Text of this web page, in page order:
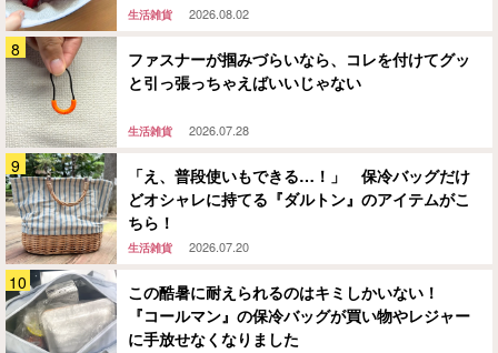
生活雑貨 2026.08.02
ファスナーが掴みづらいなら、コレを付けてグッ
と引っ張っちゃえばいいじゃない
生活雑貨 2026.07.28
「え、普段使いもできる…！」 保冷バッグだけ
どオシャレに持てる『ダルトン』のアイテムがこ
ちら！
生活雑貨 2026.07.20
この酷暑に耐えられるのはキミしかいない！
『コールマン』の保冷バッグが買い物やレジャー
に手放せなくなりました